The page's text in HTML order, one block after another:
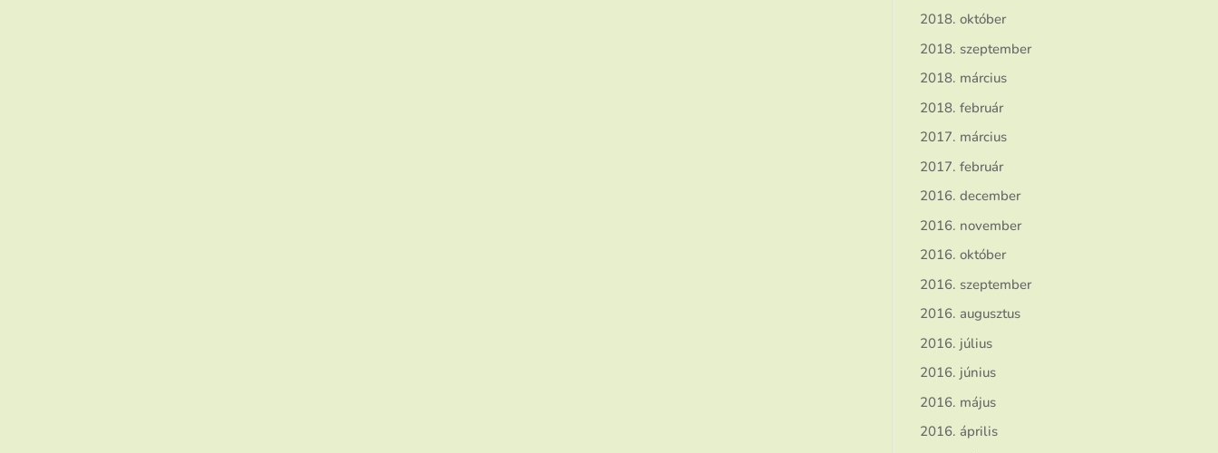
2018. október
2018. szeptember
2018. március
2018. február
2017. március
2017. február
2016. december
2016. november
2016. október
2016. szeptember
2016. augusztus
2016. július
2016. június
2016. május
2016. április